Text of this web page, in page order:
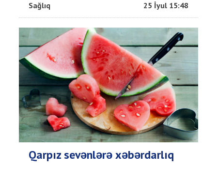
Sağlıq 25 İyul 15:48
Qarpız sevənlərə xəbərdarlıq